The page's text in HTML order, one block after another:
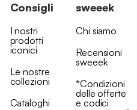
Consigli
I nostri
prodotti
iconici
Le nostre
collezioni
Cataloghi
sweeek
Chi siamo
Recensioni
sweeek
*Condizioni
delle offerte
e codici